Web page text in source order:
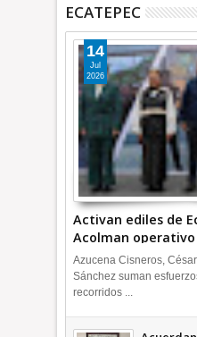
ECATEPEC
Activan ediles de
Acolman
14
Jul
2026
Azucena Cisneros,
Sánchez suman
recorridos ...